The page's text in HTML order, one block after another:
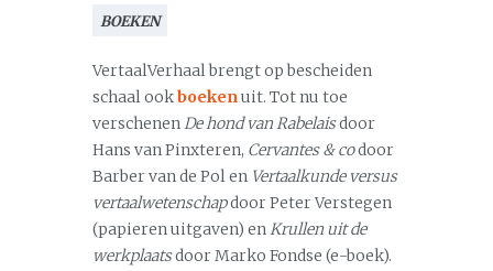
BOEKEN
VertaalVerhaal brengt op bescheiden
schaal ookboekenuit. Tot nu toe
verschenenDe hond van Rabelaisdoor
Hans van Pinxteren, Cervantes & codoor
Barber van de Pol en Vertaalkunde versus
vertaalwetenschapdoor Peter Verstegen
(papieren uitgaven) enKrullen uit de
werkplaatsdoor Marko Fondse (e-boek).